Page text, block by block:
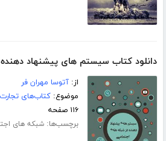
دانلود کتاب سیستم های پیشنهاد
از:آتوسا مهران فر
موضوع:کتاب‌های
۱۱۶ صفحه
برچسب‌ها:شبکه های